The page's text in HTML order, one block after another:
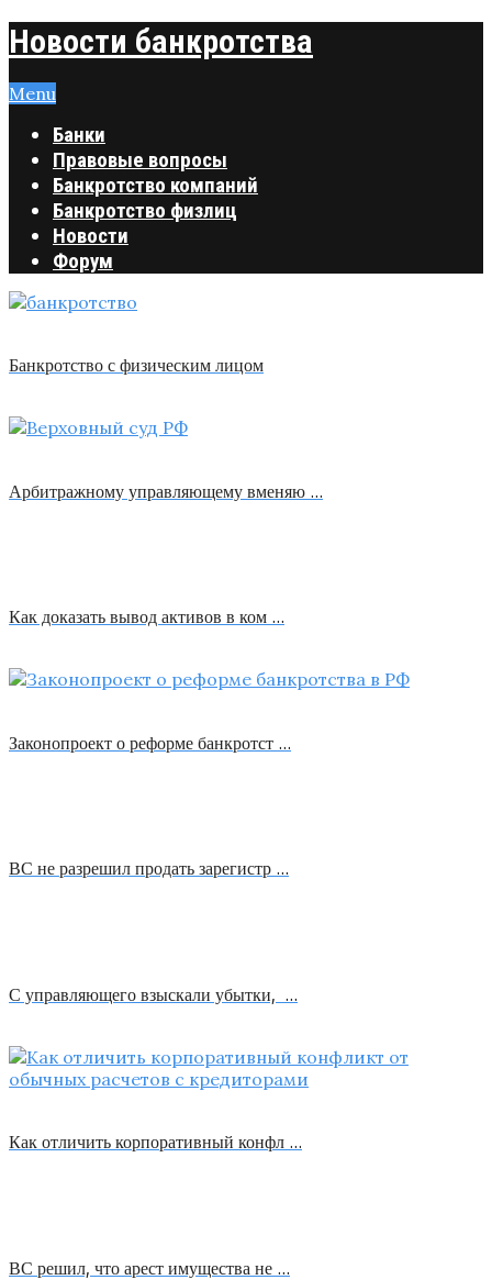
Новости банкротства
Menu
Банки
Правовые вопросы
Банкротство компаний
Банкротство физлиц
Новости
Форум
Банкротство с физическим лицом
Арбитражному управляющему вменяю …
Как доказать вывод активов в ком …
Законопроект о реформе банкротст …
ВС не разрешил продать зарегистр …
С управляющего взыскали убытки, …
Как отличить корпоративный конфл …
ВС решил, что арест имущества не …